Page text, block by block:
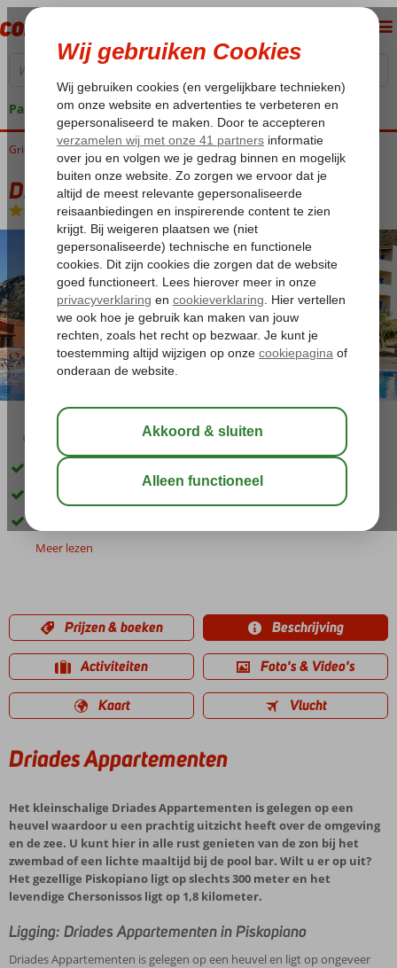
Pakketgarantie
Home
Griekenland Kreta Piskopiano Driades Appartementen
Driades Appartementen
Logies-Appartement
03:30
Kleinschalig complex met prachtig uitzicht
Op ca. 300 meter van Piskopiano
Meer lezen
Prijzen & boeken Beschrijving
Activiteiten Foto's & Video's
Kaart Vlucht
Driades Appartementen
Het kleinschalige Driades Appartementen is gelegen op een
heuvel waardoor u een prachtig uitzicht heeft over de omgeving
en de zee. U kunt hier in alle rust genieten van de zon bij het
zwembad of een lichte maaltijd bij de pool bar. Wilt u er op uit?
Het gezellige Piskopiano ligt op slechts 300 meter en het
levendige Chersonissos ligt op 1,8 kilometer.
Ligging: Driades Appartementen in Piskopiano
Driades Appartementen is gelegen op een heuvel en ligt op ongeveer